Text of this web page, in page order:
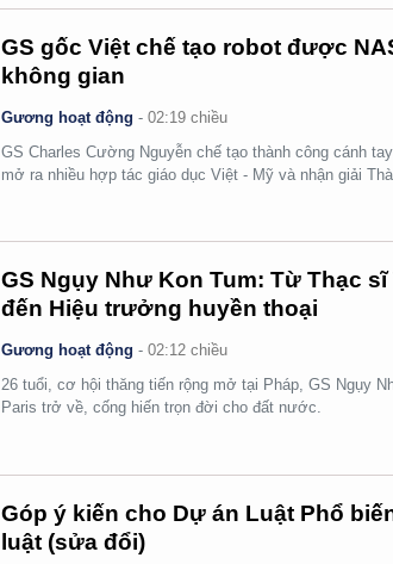
GS gốc Việt chế tạo robot được
không gian
Gương hoạt động -02:19 chiều
GS Charles Cường Nguyễn chế tạo thành công cánh
mở ra nhiều hợp tác giáo dục Việt - Mỹ và nhận giải
GS Ngụy Như Kon Tum: Từ Thạc sĩ
đến Hiệu trưởng huyền thoại
Gương hoạt động -02:12 chiều
26 tuổi, cơ hội thăng tiến rộng mở tại Pháp, GS Ngụy
Paris trở về, cống hiến trọn đời cho đất nước.
Góp ý kiến cho Dự án Luật Phổ
luật (sửa đổi)